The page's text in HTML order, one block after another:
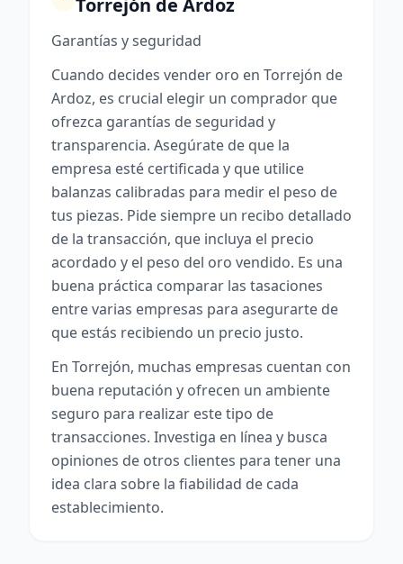
Torrejón de Ardoz
Garantías y seguridad
Cuando decides vender oro en Torrejón de
Ardoz, es crucial elegir un comprador que
ofrezca garantías de seguridad y
transparencia. Asegúrate de que la
empresa esté certificada y que utilice
balanzas calibradas para medir el peso de
tus piezas. Pide siempre un recibo detallado
de la transacción, que incluya el precio
acordado y el peso del oro vendido. Es una
buena práctica comparar las tasaciones
entre varias empresas para asegurarte de
que estás recibiendo un precio justo.
En Torrejón, muchas empresas cuentan con
buena reputación y ofrecen un ambiente
seguro para realizar este tipo de
transacciones. Investiga en línea y busca
opiniones de otros clientes para tener una
idea clara sobre la fiabilidad de cada
establecimiento.